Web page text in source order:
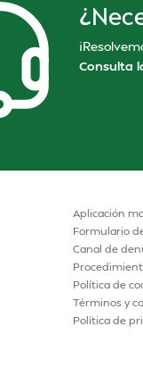
Consulta
Aplicación
Formulario
Canal de
Política de
Términos y
Política de